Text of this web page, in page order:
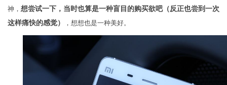
神， 想尝试一下，当时也算是一种盲目的购买欲吧（反正也尝到一次
这样痛快的感觉）
，想想也是一种美好。